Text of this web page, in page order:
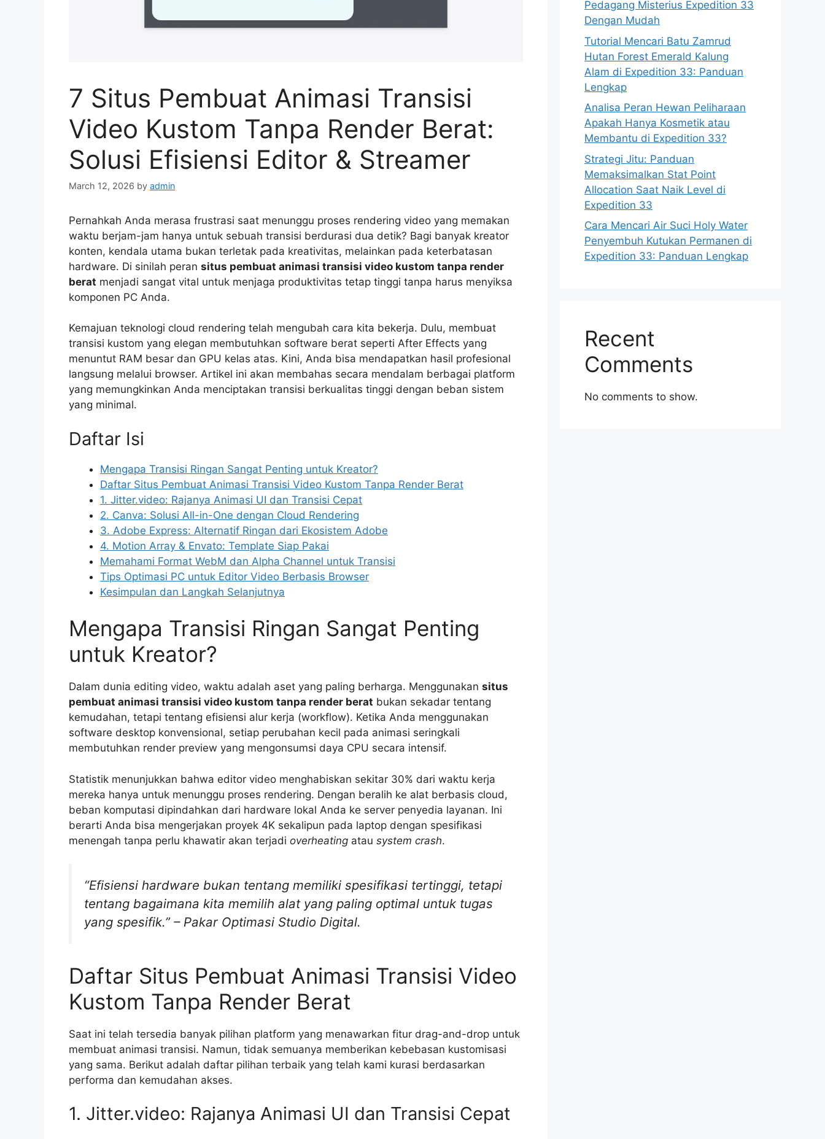
7 Situs Pembuat Animasi Transisi
Video Kustom Tanpa Render Berat:
Solusi Efisiensi Editor & Streamer
March 12, 2026 by admin
Pernahkah Anda merasa frustrasi saat menunggu proses rendering video yang memakan
waktu berjam-jam hanya untuk sebuah transisi berdurasi dua detik? Bagi banyak kreator
konten, kendala utama bukan terletak pada kreativitas, melainkan pada keterbatasan
hardware. Di sinilah peran situs pembuat animasi transisi video kustom tanpa render
berat menjadi sangat vital untuk menjaga produktivitas tetap tinggi tanpa harus menyiksa
komponen PC Anda.
Kemajuan teknologi cloud rendering telah mengubah cara kita bekerja. Dulu, membuat
transisi kustom yang elegan membutuhkan software berat seperti After Effects yang
menuntut RAM besar dan GPU kelas atas. Kini, Anda bisa mendapatkan hasil profesional
langsung melalui browser. Artikel ini akan membahas secara mendalam berbagai platform
yang memungkinkan Anda menciptakan transisi berkualitas tinggi dengan beban sistem
yang minimal.
Daftar Isi
Mengapa Transisi Ringan Sangat Penting untuk Kreator?
Daftar Situs Pembuat Animasi Transisi Video Kustom Tanpa Render Berat
1. Jitter.video: Rajanya Animasi UI dan Transisi Cepat
2. Canva: Solusi All-in-One dengan Cloud Rendering
3. Adobe Express: Alternatif Ringan dari Ekosistem Adobe
4. Motion Array & Envato: Template Siap Pakai
Memahami Format WebM dan Alpha Channel untuk Transisi
Tips Optimasi PC untuk Editor Video Berbasis Browser
Kesimpulan dan Langkah Selanjutnya
Mengapa Transisi Ringan Sangat Penting
untuk Kreator?
Dalam dunia editing video, waktu adalah aset yang paling berharga. Menggunakan situs
pembuat animasi transisi video kustom tanpa render berat bukan sekadar tentang
kemudahan, tetapi tentang efisiensi alur kerja (workflow). Ketika Anda menggunakan
software desktop konvensional, setiap perubahan kecil pada animasi seringkali
membutuhkan render preview yang mengonsumsi daya CPU secara intensif.
Statistik menunjukkan bahwa editor video menghabiskan sekitar 30% dari waktu kerja
mereka hanya untuk menunggu proses rendering. Dengan beralih ke alat berbasis cloud,
beban komputasi dipindahkan dari hardware lokal Anda ke server penyedia layanan. Ini
berarti Anda bisa mengerjakan proyek 4K sekalipun pada laptop dengan spesifikasi
menengah tanpa perlu khawatir akan terjadi overheating atau system crash.
“Efisiensi hardware bukan tentang memiliki spesifikasi tertinggi, tetapi
tentang bagaimana kita memilih alat yang paling optimal untuk tugas
yang spesifik.” – Pakar Optimasi Studio Digital.
Daftar Situs Pembuat Animasi Transisi Video
Kustom Tanpa Render Berat
Saat ini telah tersedia banyak pilihan platform yang menawarkan fitur drag-and-drop untuk
membuat animasi transisi. Namun, tidak semuanya memberikan kebebasan kustomisasi
yang sama. Berikut adalah daftar pilihan terbaik yang telah kami kurasi berdasarkan
performa dan kemudahan akses.
1. Jitter.video: Rajanya Animasi UI dan Transisi Cepat
Pedagang Misterius Expedition 33
Dengan Mudah
Tutorial Mencari Batu Zamrud
Hutan Forest Emerald Kalung
Alam di Expedition 33: Panduan
Lengkap
Analisa Peran Hewan Peliharaan
Apakah Hanya Kosmetik atau
Membantu di Expedition 33?
Strategi Jitu: Panduan
Memaksimalkan Stat Point
Allocation Saat Naik Level di
Expedition 33
Cara Mencari Air Suci Holy Water
Penyembuh Kutukan Permanen di
Expedition 33: Panduan Lengkap
Recent
Comments
No comments to show.